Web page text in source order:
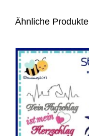
Ähnliche Produkte